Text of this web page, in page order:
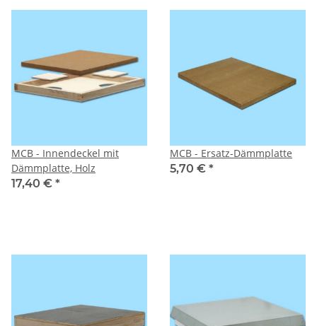
MCB - Innendeckel mit
Dämmplatte, Holz
17,40 € *
MCB - Ersatz-Dämmplatte
5,70 € *